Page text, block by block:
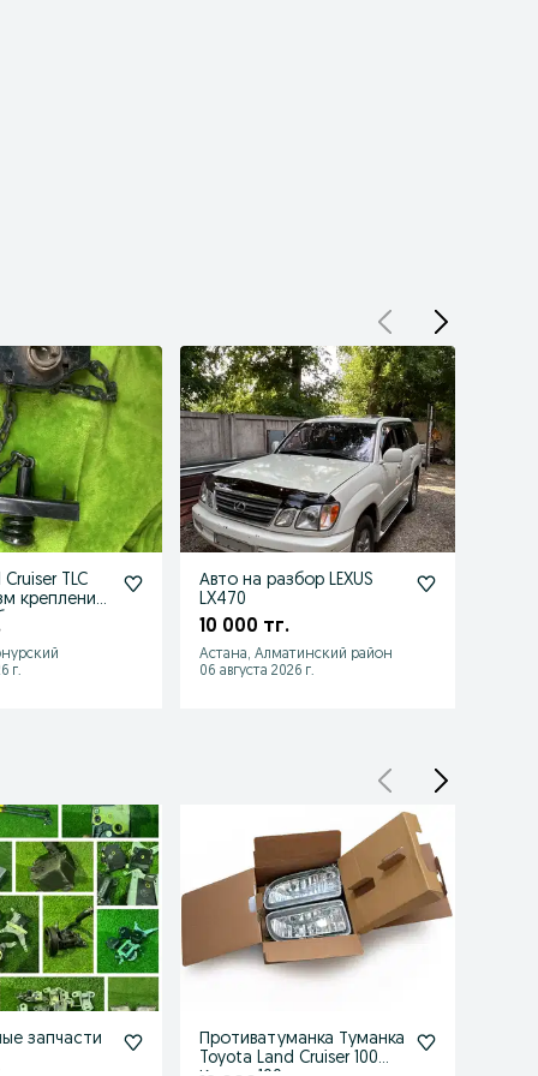
* Гидростойки передние задние
* Зеркало левое правое
* Порог левый правый
* Реснички
* Бензостанции
* Брызговики
* Моторчик печки
* Блок предохранителей
* Передние фары оригинал
* Навесы капота
* Датчик уровня высоты кузова
* Замок двери
* Трапеция дворников
* Аирбаг (Airbag)
* Корпус воздушного фильтра гофра
TLC
крепление
г.
Авто на разбор LEXUS
LX470
10 000 тг.
Астана, Алматинский район
06 августа 2026 г.
запчасти
Противатуманка Туманка
Toyota Land Cruiser 100